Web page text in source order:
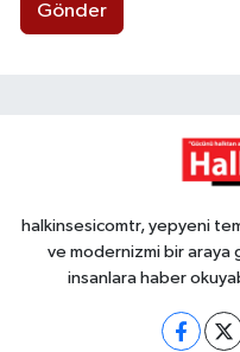
Gönder
halkinsesicomtr, yepyeni
ve modernizmi bir araya
insanlara haber